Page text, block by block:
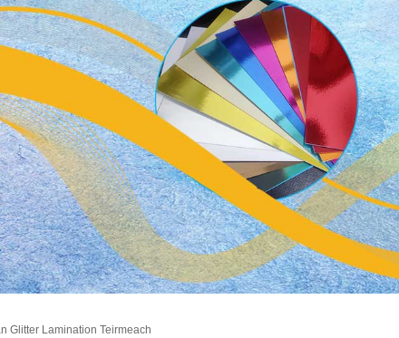
Glitter Lamination Teirmeach